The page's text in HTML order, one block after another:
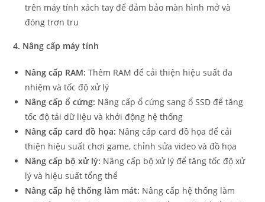
trên máy tính xách tay để đảm bảo màn hình mở và
đóng trơn tru
4. Nâng cấp máy tính
Nâng cấp RAM: Thêm RAM để cải thiện hiệu suất đa
nhiệm và tốc độ xử lý
Nâng cấp ổ cứng: Nâng cấp ổ cứng sang ổ SSD để tăng
tốc độ tải dữ liệu và khởi động hệ thống
Nâng cấp card đồ họa: Nâng cấp card đồ họa để cải
thiện hiệu suất chơi game, chỉnh sửa video và đồ họa
Nâng cấp bộ xử lý: Nâng cấp bộ xử lý để tăng tốc độ xử
lý và hiệu suất tổng thể
Nâng cấp hệ thống làm mát: Nâng cấp hệ thống làm